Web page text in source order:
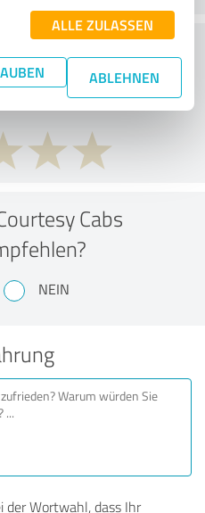
ALLE ZULASSEN
ABLEHNEN
Sie das
Cabs
NEIN
der Wortwahl, dass Ihr